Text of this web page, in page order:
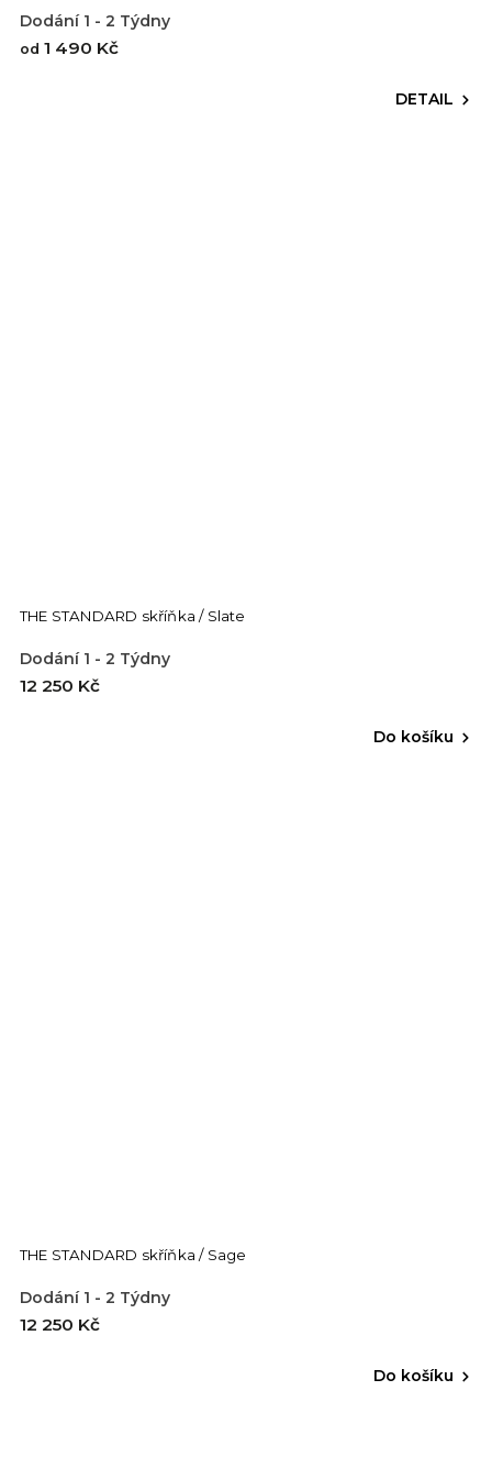
Dodání 1 - 2 Týdny
od 1 490 Kč
DETAIL
THE STANDARD skříňka / Slate
Dodání 1 - 2 Týdny
12 250 Kč
Do košíku
THE STANDARD skříňka / Sage
Dodání 1 - 2 Týdny
12 250 Kč
Do košíku